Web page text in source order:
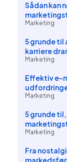
Sådan kan
Marketing
5 grunde til
karriere
Marketing
Effektiv e-
Marketing
5 grunde
Marketing
Fra